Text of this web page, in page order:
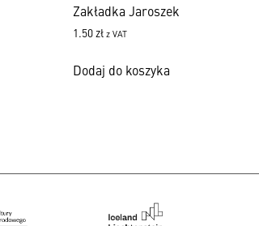
Zakładka Jaroszek
1.50zł z VAT
Dodaj do koszyka